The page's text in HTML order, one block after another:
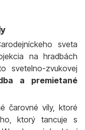
sveta
na hradbách
svetelno-zvukovej
a premietané
čarovné víly, ktoré
ktorý tancuje s